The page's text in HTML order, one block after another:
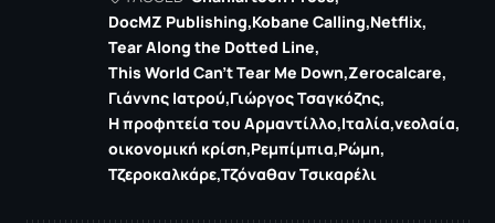
DocMZ Publishing Kobane Calling Netflix
Tear Along the Dotted Line
This World Can't Tear Me Down Zerocalcare
Γιάννης Ιατρού Γιώργος Τσαγκόζης
Η προφητεία του Αρμαντίλλο Ιταλία νεολαία
οικονομική κρίση Ρεμπίμπια Ρώμη
Τζεροκαλκάρε Τζόναθαν Τσικαρέλι